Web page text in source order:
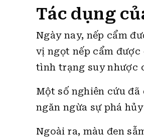
Tác dụng
Ngày nay, nếp cẩm
vị ngọt nếp cẩm
tình trạng suy nhược
Một số nghiên cứu
ngăn ngừa sự phá
Ngoài ra, màu đen